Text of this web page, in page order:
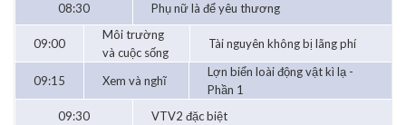
08:30 Phụ nữ là để yêu thương
09:00
Môi trường
và cuộc sống
Tài nguyên không bị lãng phí
09:15 Xem và nghĩ
Lợn biển loài động vật kì lạ -
Phần 1
09:30
VTV2 đặc biệt